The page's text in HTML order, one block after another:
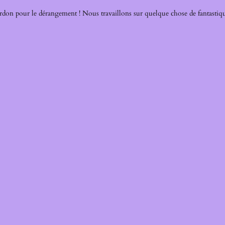
pour le dérangement ! Nous travaillons sur quelque chose de